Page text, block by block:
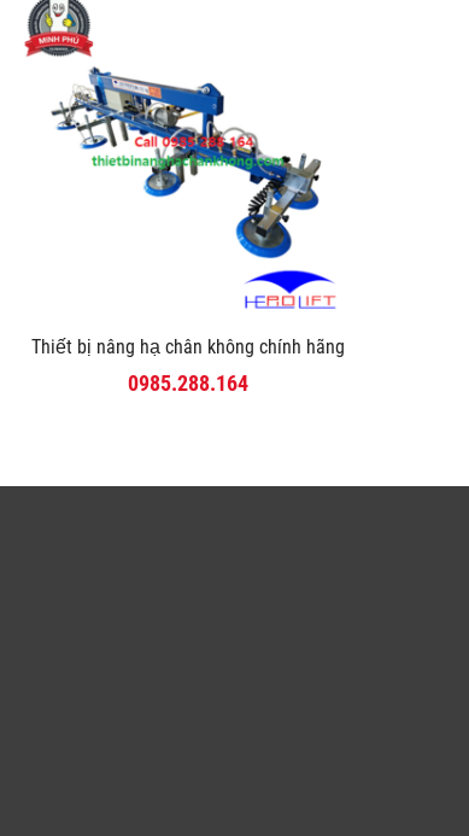
Thiết bị nâng hạ chân không chính hãng
0985.288.164